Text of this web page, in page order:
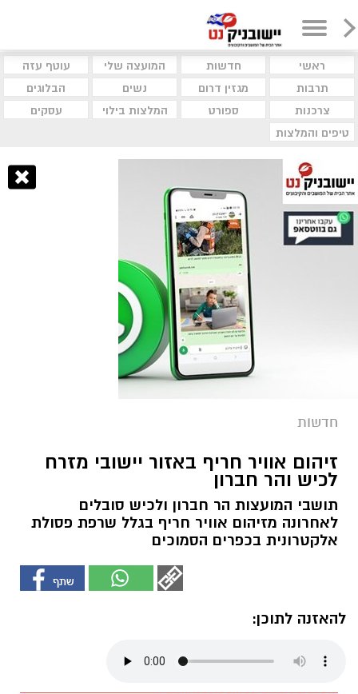
ראשי חדשות המועצה שלי
עוטף עזה
תרבות
מגזין דרום נשים
הבלוגים
צרכנות
ספורט המלצות בילוי
עסקים
טיפים והמלצות
חדשות
זיהום אוויר חריף באזור יישובי מזרח
לכיש והר חברון
תושבי המועצות הר חברון ולכיש סובלים
לאחרונה מזיהום אוויר חריף בגלל שרפת פסולת
אלקטרונית בכפרים הסמוכים
להאזנה לתוכן: